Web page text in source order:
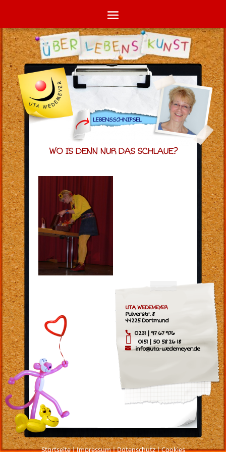
WO IS DENN NUR DAS SCHLAUE?
Startseite|Impressum|Datenschutz|Cookies
UTA WEDEMEYER
Pulverstr. 8
44225 Dortmund
0231 | 97 67 976
0151 | 50 58 26 18
info@uta-wedemeyer.de